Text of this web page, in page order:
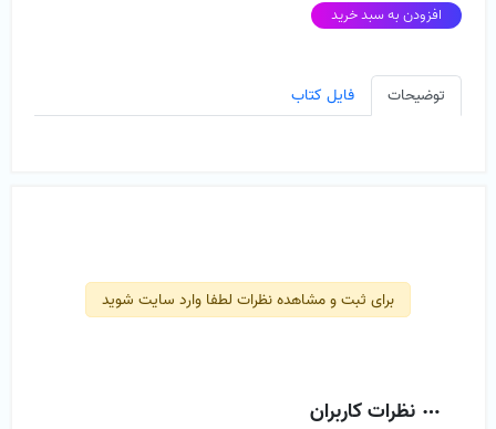
افزودن به سبد خرید
توضیحات فایل کتاب
برای ثبت و مشاهده نظرات لطفا وارد سایت شوید
نظرات کاربران